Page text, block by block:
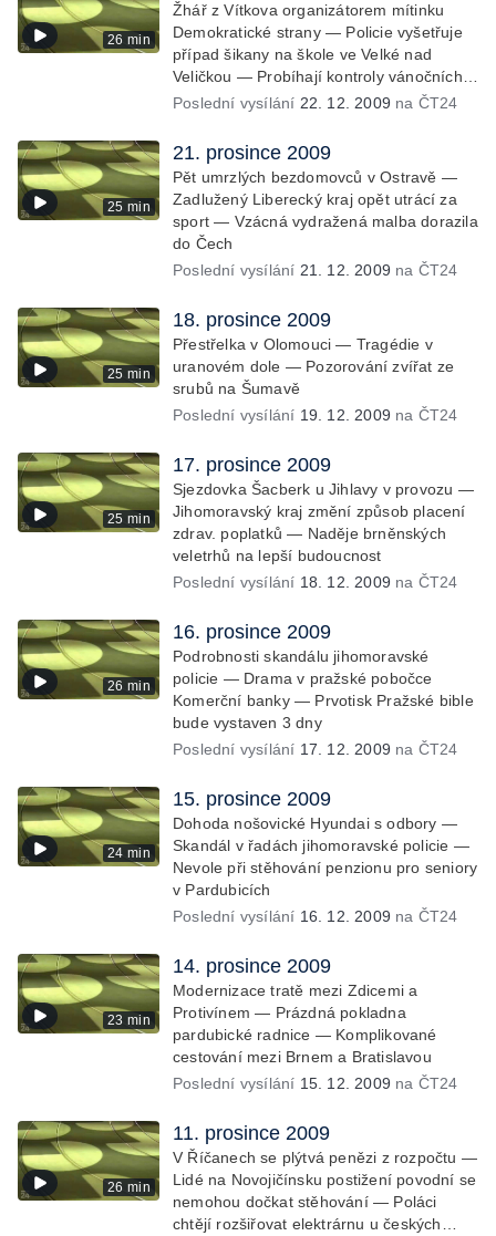
26 min
Žhář z Vítkova organizátorem mítinku
Demokratické strany — Policie vyšetřuje
případ šikany na škole ve Velké nad
Veličkou — Probíhají kontroly vánočních
trhů inspektory ČIŽP
Poslední vysílání 22. 12. 2009 na ČT24
25 min
21. prosince 2009
Pět umrzlých bezdomovců v Ostravě —
Zadlužený Liberecký kraj opět utrácí za
sport — Vzácná vydražená malba dorazila
do Čech
Poslední vysílání 21. 12. 2009 na ČT24
25 min
18. prosince 2009
Přestřelka v Olomouci — Tragédie v
uranovém dole — Pozorování zvířat ze
srubů na Šumavě
Poslední vysílání 19. 12. 2009 na ČT24
25 min
17. prosince 2009
Sjezdovka Šacberk u Jihlavy v provozu —
Jihomoravský kraj změní způsob placení
zdrav. poplatků — Naděje brněnských
veletrhů na lepší budoucnost
Poslední vysílání 18. 12. 2009 na ČT24
26 min
16. prosince 2009
Podrobnosti skandálu jihomoravské
policie — Drama v pražské pobočce
Komerční banky — Prvotisk Pražské bible
bude vystaven 3 dny
Poslední vysílání 17. 12. 2009 na ČT24
24 min
15. prosince 2009
Dohoda nošovické Hyundai s odbory —
Skandál v řadách jihomoravské policie —
Nevole při stěhování penzionu pro seniory
v Pardubicích
Poslední vysílání 16. 12. 2009 na ČT24
23 min
14. prosince 2009
Modernizace tratě mezi Zdicemi a
Protivínem — Prázdná pokladna
pardubické radnice — Komplikované
cestování mezi Brnem a Bratislavou
Poslední vysílání 15. 12. 2009 na ČT24
26 min
11. prosince 2009
V Říčanech se plýtvá penězi z rozpočtu —
Lidé na Novojičínsku postižení povodní se
nemohou dočkat stěhování — Poláci
chtějí rozšiřovat elektrárnu u českých